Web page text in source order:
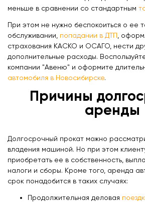
меньше в сравнении со стандартным
При этом не нужно беспокоиться о ее
обслуживании, попадании в ДТП ,
страхования КАСКО и ОСАГО, нести
дополнительные расходы.
компании "Авеню" и оформите
автомобиля в Новосибирске.
Причины
аренды
Долгосрочный прокат можно
владения машиной. Но при этом
приобретать ее в собственность,
налоги и сборы. Кроме того, аренда
срок понадобится в таких случаях:
Продолжительная деловая